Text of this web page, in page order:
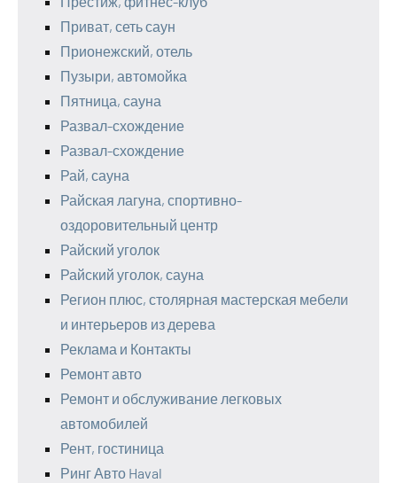
Приват, сеть саун
Прионежский, отель
Пузыри, автомойка
Пятница, сауна
Развал-схождение
Развал-схождение
Рай, сауна
Райская лагуна, спортивно-
оздоровительный центр
Райский уголок
Райский уголок, сауна
Регион плюс, столярная мастерская мебели
и интерьеров из дерева
Реклама и Контакты
Ремонт авто
Ремонт и обслуживание легковых
автомобилей
Рент, гостиница
Ринг Авто Haval